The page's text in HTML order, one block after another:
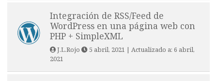
Integración de RSS/Feed de
WordPress en una página web con
PHP + SimpleXML
J.L.Rojo 5 abril, 2021 | Actualizado a:6 abril,
2021